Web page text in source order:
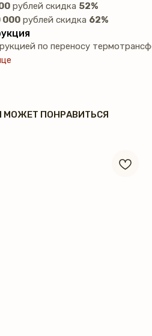
рублей скидка 52%
000 рублей скидка 62%
по переносу
МОЖЕТ ПОНРАВИТЬСЯ